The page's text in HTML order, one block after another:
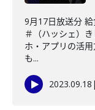
9月17日放送分 給
＃（ハッシェ）
ホ・アプリの活
も...
2023.09.18 |